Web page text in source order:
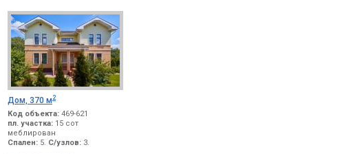
Дом, 370 м 2
Код объекта: 469-621
пл. участка: 15 сот
меблирован
Спален: 5. С/узлов: 3.